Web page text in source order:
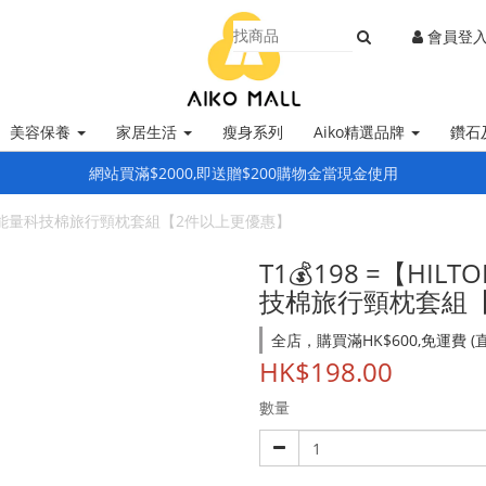
網站買滿$2000,即送贈$200購物金當現金使用
美容保養 家居生活 瘦身系列 Aiko精選品牌 鑽石
會員登
科技棉旅行頸枕套組【2件以上更優惠】
T1💰198 =【
技棉旅行頸枕套組
全店，購買滿HK$600,免運費 (
HK$198.00
數量